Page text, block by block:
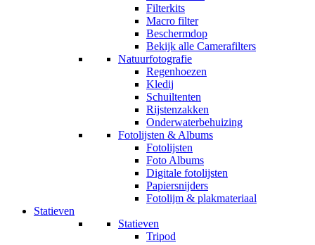
Filterkits
Macro filter
Beschermdop
Bekijk alle Camerafilters
Natuurfotografie
Regenhoezen
Kledij
Schuiltenten
Rijstenzakken
Onderwaterbehuizing
Fotolijsten & Albums
Fotolijsten
Foto Albums
Digitale fotolijsten
Papiersnijders
Fotolijm & plakmateriaal
Statieven
Statieven
Tripod